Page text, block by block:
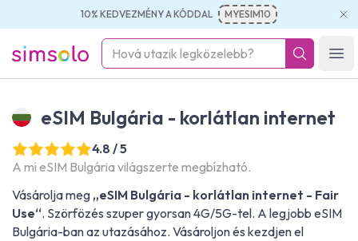
10% KEDVEZMÉNY A KÓDDAL MYESIM10
simsolo
eSIM Bulgária - korlátlan internet
4.8 / 5
A mi eSIM Bulgária világszerte megbízható.
Vásárolja meg „eSIM Bulgária - korlátlan internet - Fair
Use“. Szörfözés szuper gyorsan 4G/5G-tel. A legjobb eSIM
Bulgária-ban az utazásához. Vásároljon és kezdjen el